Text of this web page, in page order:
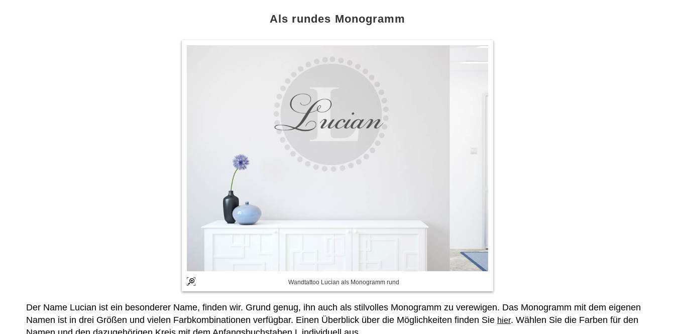
Als rundes Monogramm
Wandtattoo Lucian als Monogramm rund
Der Name Lucian ist ein besonderer Name, finden wir. Grund genug, ihn auch als stilvolles Monogramm zu verewigen. Das Monogramm mit dem eigenen
Namen ist in drei Größen und vielen Farbkombinationen verfügbar. Einen Überblick über die Möglichkeiten finden Sie hier. Wählen Sie die Farben für den